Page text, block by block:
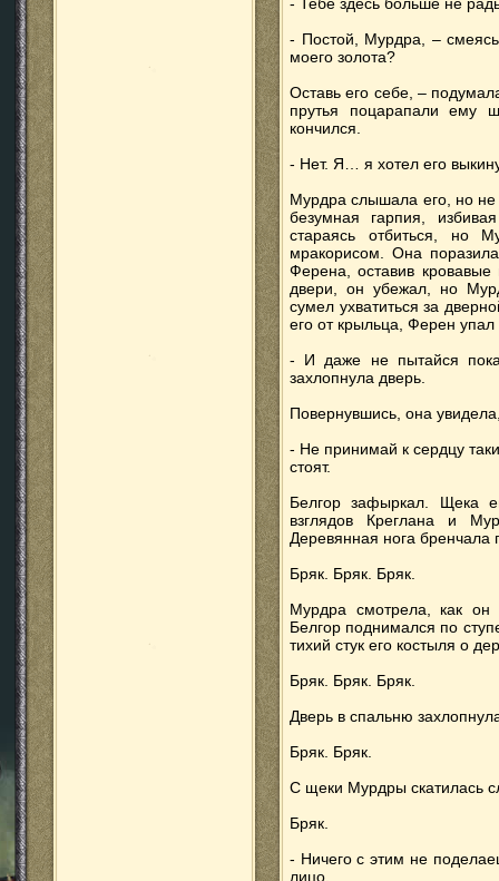
- Постой, Мурдра, –
моего золота?
Оставь его себе, –
прутья поцарапали ему
кончился.
- Нет. Я… я хотел его
Мурдра слышала его, но не
безумная гарпия,
стараясь отбиться, но
мракорисом. Она
Ферена, оставив
двери, он убежал, но
сумел ухватиться за
его от крыльца, Ферен
- И даже не пытайся
захлопнула дверь.
Повернувшись, она
- Не принимай к сердцу
стоят.
Белгор зафыркал. Щека
взглядов Креглана и
Деревянная нога
Бряк. Бряк. Бряк.
Мурдра смотрела, как
Белгор поднимался по
тихий стук его костыля о
Бряк. Бряк. Бряк.
Дверь в спальню
Бряк. Бряк.
С щеки Мурдры скатилась
Бряк.
- Ничего с этим не
лицо.